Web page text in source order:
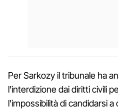
Per Sarkozy il tribunale ha
l'interdizione dai diritti civili
l'impossibilità di candidarsi a